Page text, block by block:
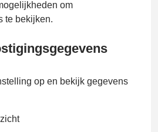
om
te bekijken.
op en bekijk gegevens